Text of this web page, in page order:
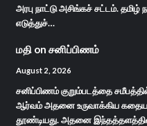
அரபு நாட்டு அசிங்கச் சட்டம். தமிழ்
எடுத்துச்…
மதி on சனிப்பிணம்
August 2, 2026
சனிப்பிணம் குறும்படத்தை
ஆர்வம் அதனை உருவாக்கிய
தூண்டியது. அதனை